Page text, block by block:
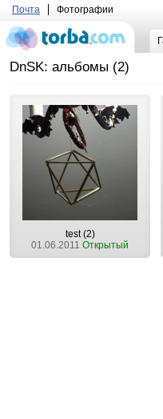
Почта Фотографии
DnSK: альбомы (2)
test (2)
01.06.2011 Открытый